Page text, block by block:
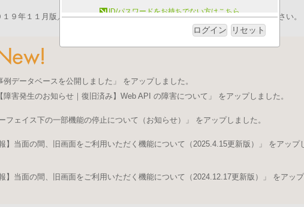
９年１１月版／pdfファイル）を発行いたしました。ログイン後にご取得ください。
例データベースを公開しました」 をアップしました。
障害発生のお知らせ｜復旧済み】Web API の障害について」 をアップしました。
フェイス下の一部機能の停止について（お知らせ）」 をアップしました。
】当面の間、旧画面をご利用いただく機能について（2025.4.15更新版）」 をアップ
】当面の間、旧画面をご利用いただく機能について（2024.12.17更新版）」 をアップ
ID/パスワードをお持ちでない方はこちら
ログイン リセット